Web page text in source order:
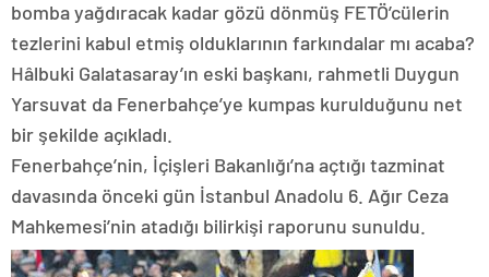
bomba yağdıracak kadar gözü dönmüş FETÖ’cülerin
tezlerini kabul etmiş olduklarının farkındalar mı acaba?
Hâlbuki Galatasaray’ın eski başkanı, rahmetli Duygun
Yarsuvat da Fenerbahçe’ye kumpas kurulduğunu net
bir şekilde açıkladı.
Fenerbahçe’nin, İçişleri Bakanlığı’na açtığı tazminat
davasında önceki gün İstanbul Anadolu 6. Ağır Ceza
Mahkemesi’nin atadığı bilirkişi raporunu sunuldu.